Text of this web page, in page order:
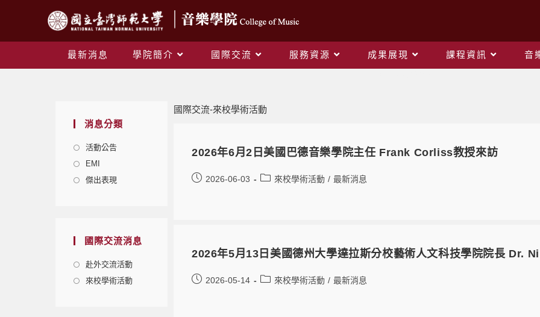
最新消息 學院簡介 國際交流 服務資源 成果展現 課程資訊 音
消息分類
活動公告
EMI
傑出表現
國際交流消息
赴外交流活動
來校學術活動
國際交流-來校學術活動
2026年6月2日美國巴德音樂學院主任 Frank Corliss教授來訪
2026-06-03 來校學術活動 / 最新消息
2026年5月13日美國德州大學達拉斯分校藝術人文科技學院院長 Dr.
2026-05-14 來校學術活動 / 最新消息